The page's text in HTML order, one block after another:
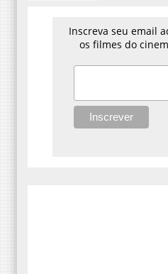
Inscreva seu email
os filmes do